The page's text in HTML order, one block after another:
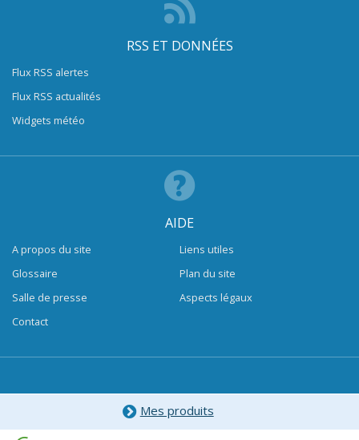
RSS ET DONNÉES
Flux RSS alertes
Flux RSS actualités
Widgets météo
AIDE
A propos du site
Glossaire
Salle de presse
Contact
Liens utiles
Plan du site
Aspects légaux
Mes produits